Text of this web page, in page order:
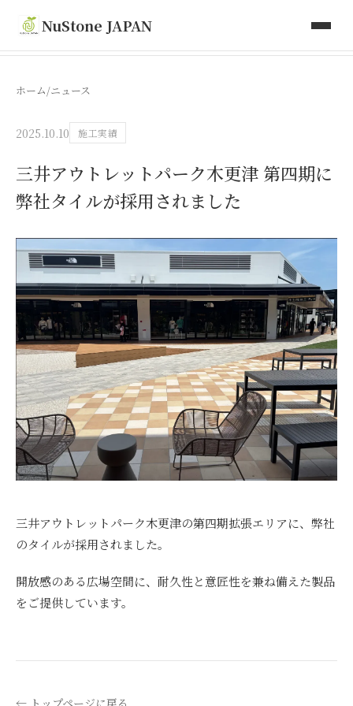
NuStone JAPAN
Toki Artisan Tiles
会社情報
お問い合わせ
ホーム/ニュース
2025.10.10 施工実績
三井アウトレットパーク木更津 第四期に
弊社タイルが採用されました
三井アウトレットパーク木更津の第四期拡張エリアに、弊社
のタイルが採用されました。
開放感のある広場空間に、耐久性と意匠性を兼ね備えた製品
をご提供しています。